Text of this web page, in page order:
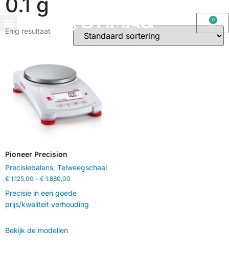
0
Enig resultaat
Pioneer Precision
Precisiebalans, Telweegschaal
€ 1.125,00 - € 1.880,00
Precisie in een goede
prijs/kwaliteit verhouding
Bekijk de modellen